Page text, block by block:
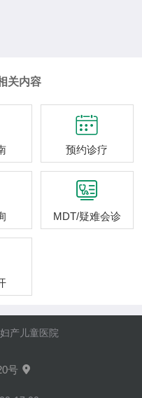
关内容

预约诊疗

MDT/疑难会诊
产儿童医院
号 